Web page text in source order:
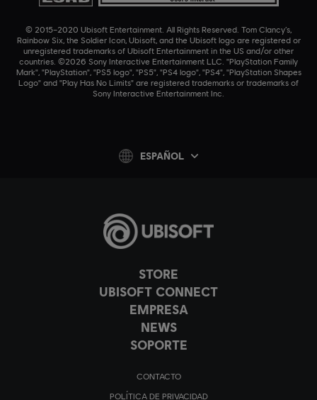
STORE
UBISOFT CONNECT
EMPRESA
NEWS
SOPORTE
CONTACTO
POLÍTICA DE PRIVACIDAD
© 2015–2020 Ubisoft Entertainment. All Rights Reserved. Tom Clancy’s,
Rainbow Six, the Soldier Icon, Ubisoft, and the Ubisoft logo are registered or
unregistered trademarks of Ubisoft Entertainment in the US and/or other
countries. ©2026 Sony Interactive Entertainment LLC. "PlayStation Family
Mark", "PlayStation", "PS5 logo", "PS5", "PS4 logo", "PS4", "PlayStation Shapes
Logo" and "Play Has No Limits" are registered trademarks or trademarks of
Sony Interactive Entertainment Inc.
ESPAÑOL